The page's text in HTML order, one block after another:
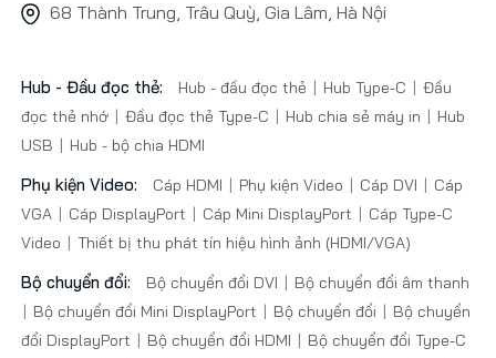
68 Thành Trung, Trâu Quỳ, Gia Lâm, Hà Nội
Hub - Đầu đọc thẻ: Hub - đầu đọc thẻ Hub Type-C
Đầu
đọc thẻ nhớ
Đầu đọc thẻ Type-C Hub chia sẻ máy in
Hub
USB
Hub - bộ chia HDMI
Phụ kiện Video: Cáp HDMI Phụ kiện Video Cáp DVI
Cáp
VGA
Cáp DisplayPort Cáp Mini DisplayPort
Cáp Type-C
Video
Thiết bị thu phát tín hiệu hình ảnh (HDMI/VGA)
Bộ chuyển đổi: Bộ chuyển đổi DVI
Bộ chuyển đổi âm thanh
Bộ chuyển đổi Mini DisplayPort
Bộ chuyển đổi
Bộ chuyển
đổi DisplayPort
Bộ chuyển đổi HDMI
Bộ chuyển đổi Type-C